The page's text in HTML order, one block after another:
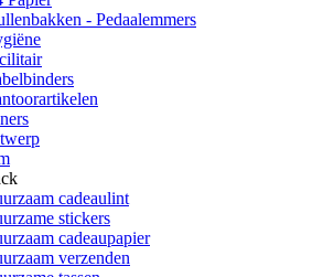
- Pedaalemmers
cadeaulint
stickers
cadeaupapier
verzenden